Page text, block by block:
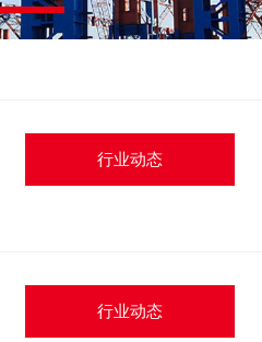
行业动态
行业动态